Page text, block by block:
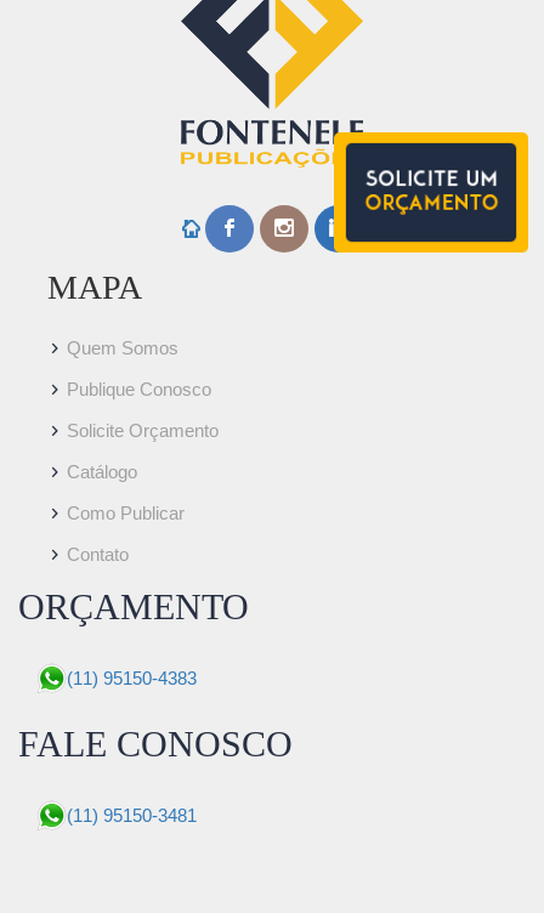
MAPA
Quem Somos
Publique Conosco
Solicite Orçamento
Catálogo
Como Publicar
Contato
ORÇAMENTO
(11) 95150-4383
FALE CONOSCO
(11) 95150-3481